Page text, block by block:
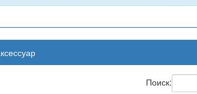
Поиск: